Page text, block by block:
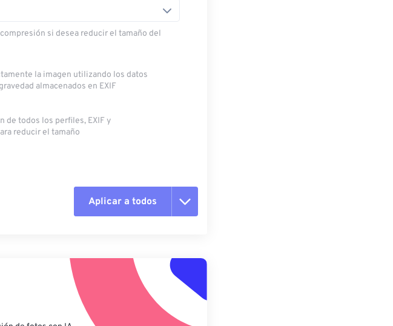
si desea reducir el tamaño del
la imagen utilizando los datos
almacenados en EXIF
de todos los perfiles, EXIF ​​y
reducir el tamaño
Aplicar a todos
Aplicar desde el ajuste preestablecido
Guardar como preestablecido